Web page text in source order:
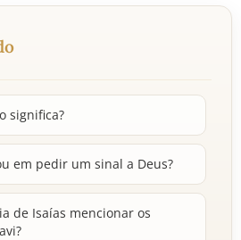
significa?
em pedir um sinal a Deus?
de Isaías mencionar os